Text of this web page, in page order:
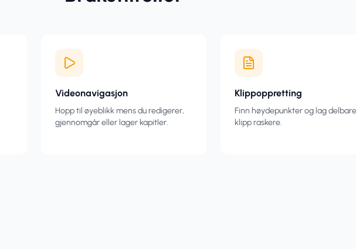
Videonavigasjon
Hopp til øyeblikk mens du redigerer,
gjennomgår eller lager kapitler.
Klippoppretting
Finn høydepunkter og lag delbare
klipp raskere.